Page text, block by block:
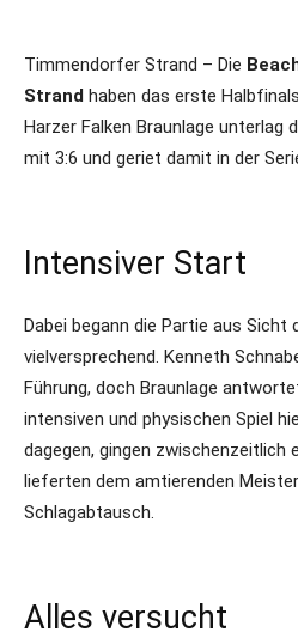
Timmendorfer Strand – Die
Strand haben das erste
Harzer Falken Braunlage unterlag
mit 3:6 und geriet damit in der
Intensiver Start
Dabei begann die Partie aus Sicht
vielversprechend. Kenneth
Führung, doch Braunlage
intensiven und physischen Spiel
dagegen, gingen zwischenzeitlich
lieferten dem amtierenden
Schlagabtausch.
Alles versucht